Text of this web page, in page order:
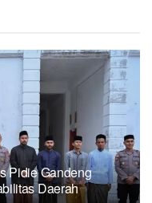
Pidie Gandeng
Daerah